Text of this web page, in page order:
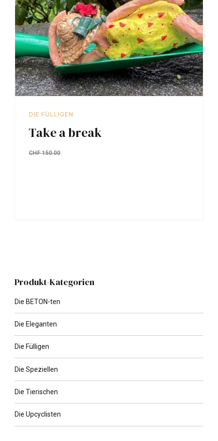
DIE FÜLLIGEN
Take a break
CHF150.00
Produkt-Kategorien
Die BETON-ten
Die Eleganten
Die Fülligen
Die Speziellen
Die Tierischen
Die Upcyclisten